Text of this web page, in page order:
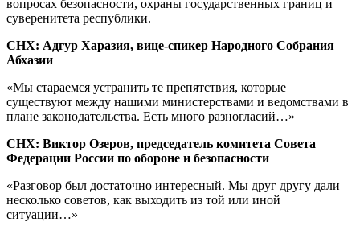
вопросах безопасности, охраны государственных границ и
суверенитета республики.
СНХ: Адгур Харазия, вице-спикер Народного Собрания
Абхазии
«Мы стараемся устранить те препятствия, которые
существуют между нашими министерствами и ведомствами в
плане законодательства. Есть много разногласий…»
СНХ: Виктор Озеров, председатель комитета Совета
Федерации России по обороне и безопасности
«Разговор был достаточно интересный. Мы друг другу дали
несколько советов, как выходить из той или иной
ситуации…»